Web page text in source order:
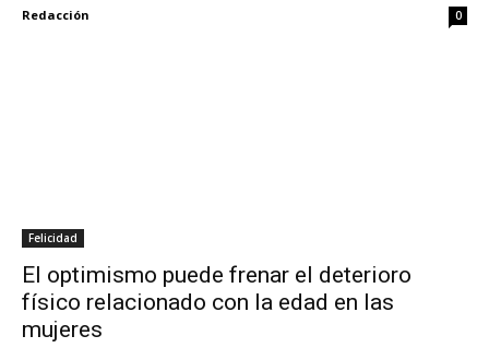
Redacción 0
Felicidad
El optimismo puede frenar el deterioro
físico relacionado con la edad en las
mujeres